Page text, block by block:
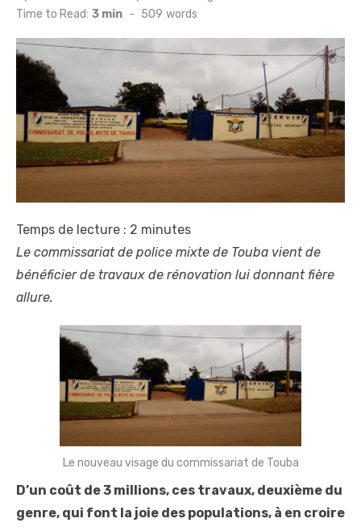
on
Time to Read: 3 min - 509 words
Temps de lecture : 2 minutes
Le commissariat de police mixte de Touba vient de
bénéficier de travaux de rénovation lui donnant fière
allure.
Le nouveau visage du commissariat de Touba
D’un coût de 3 millions, ces travaux, deuxième du
genre, qui font la joie des populations, à en croire